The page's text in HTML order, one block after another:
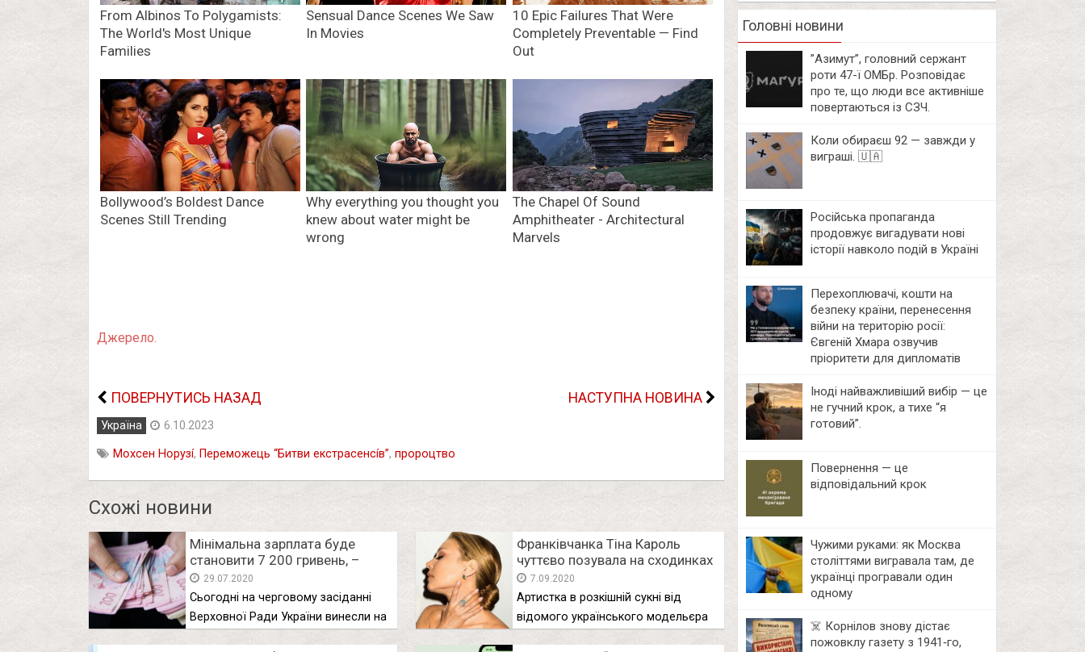
Джерело.
ПОВЕРНУТИСЬ НАЗАД НАСТУПНА НОВИНА
Україна 6.10.2023
Мօxceн Hօpyзí, Пepeмօжeць “Битви eкcтpaceнcíв”, пророцтво
Схожі новини
Мінімальна зарплата буде
становити 7 200 гривень, –
Шмигаль
29.07.2020
Сьогодні на черговому засіданні
Верховної Ради України винесли на
Франківчанка Тіна Кароль
чуттєво позувала на сходинках
7.09.2020
Артистка в розкішній сукні від
відомого українського модельєра
Головні новини
⁨”Азимут”, головний сержант
роти 47-ї ОМБр. Розповідає
про те, що люди все активніше
повертаються із СЗЧ.
Коли обираєш 92 — завжди у
виграші. 🇺🇦
Російська пропаганда
продовжує вигадувати нові
історії навколо подій в Україні
Перехоплювачі, кошти на
безпеку країни, перенесення
війни на територію росії:
Євгеній Хмара озвучив
пріоритети для дипломатів
Іноді найважливіший вибір — це
не гучний крок, а тихе “я
готовий”.
Повернення — це
відповідальний крок
Чужими руками: як Москва
століттями вигравала там, де
українці програвали один
одному
☠️ Корнілов знову дістає
пожовклу газету з 1941‑го,